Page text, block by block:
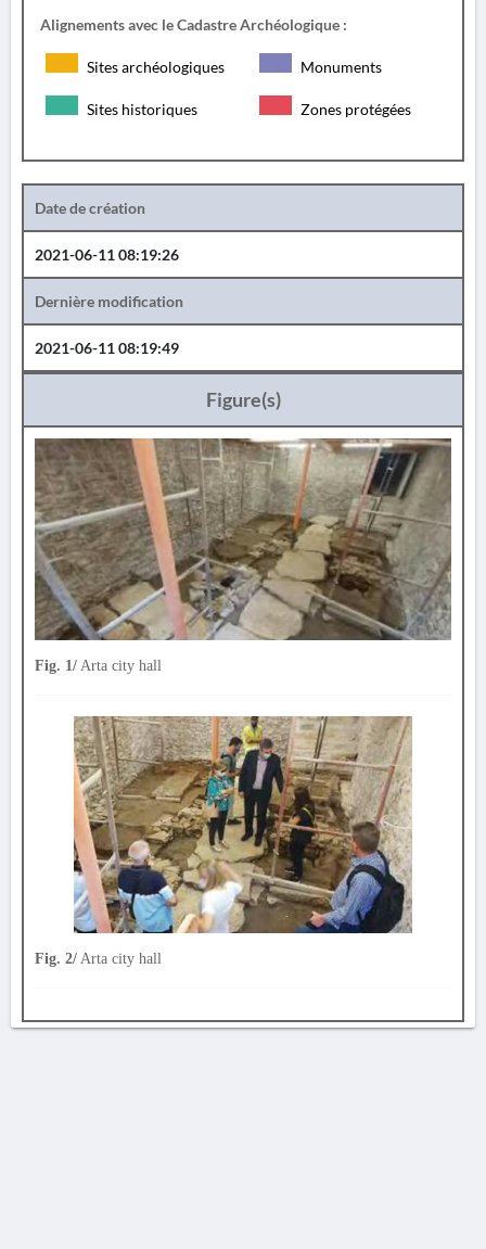
Alignements avec le Cadastre Archéologique :
Sites archéologiques Monuments
Sites historiques Zones protégées
Date de création
2021-06-11 08:19:26
Dernière modification
2021-06-11 08:19:49
Figure(s)
Fig. 1/ Arta city hall
Fig. 2/ Arta city hall